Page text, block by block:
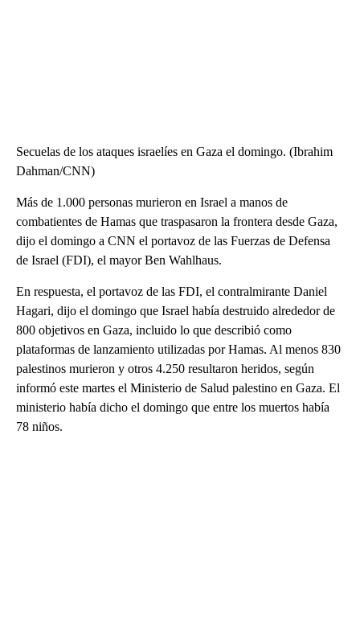
Secuelas de los ataques israelíes en Gaza el domingo. (Ibrahim
Dahman/CNN)
Más de 1.000 personas murieron en Israel a manos de
combatientes de Hamas que traspasaron la frontera desde Gaza,
dijo el domingo a CNN el portavoz de las Fuerzas de Defensa
de Israel (FDI), el mayor Ben Wahlhaus.
En respuesta, el portavoz de las FDI, el contralmirante Daniel
Hagari, dijo el domingo que Israel había destruido alrededor de
800 objetivos en Gaza, incluido lo que describió como
plataformas de lanzamiento utilizadas por Hamas. Al menos 830
palestinos murieron y otros 4.250 resultaron heridos, según
informó este martes el Ministerio de Salud palestino en Gaza. El
ministerio había dicho el domingo que entre los muertos había
78 niños.